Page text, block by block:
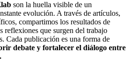
son la huella visible de un
evolución. A través de artículos,
compartimos los resultados de
reflexiones que surgen del trabajo
Cada publicación es una forma de
debate y fortalecer el diálogo entre